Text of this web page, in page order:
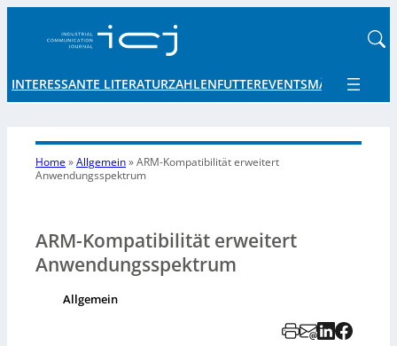
INTERESSANTE LITERATURZAHLENFUTTEREVENTSMÄRKTE UND
Home»Allgemein»ARM-Kompatibilität erweitert
Anwendungsspektrum
ARM-Kompatibilität erweitert
Anwendungsspektrum
Allgemein